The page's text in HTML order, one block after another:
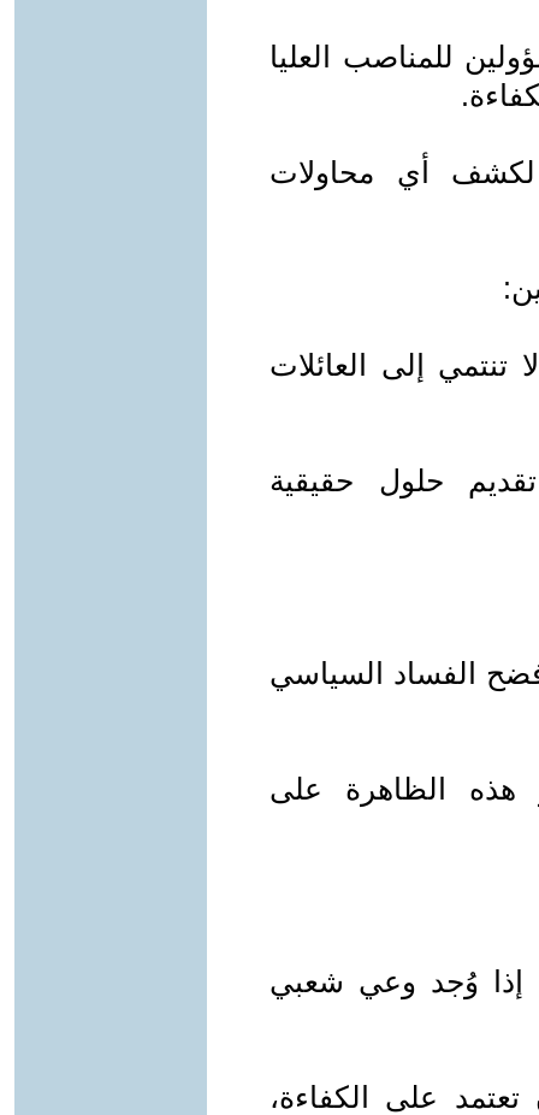
للمناصب العليا
لكشف أي محاولات
تنتمي إلى العائلات
حلول حقيقية
الفساد السياسي
هذه الظاهرة على
إذا وُجد وعي شعبي
على الكفاءة،